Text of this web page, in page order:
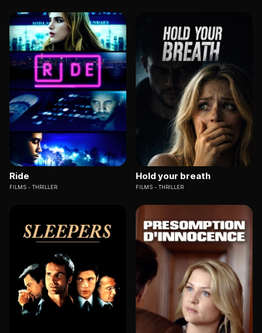
Ride
FILMS THRILLER
Hold your breath
FILMS THRILLER